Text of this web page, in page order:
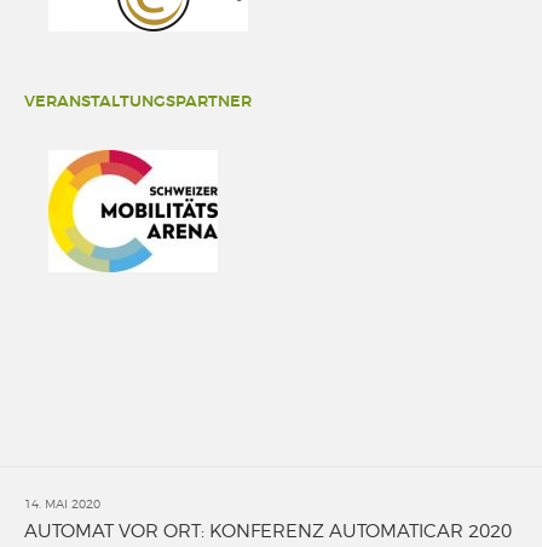
VERANSTALTUNGSPARTNER
14. MAI 2020
AUTOMAT VOR ORT: KONFERENZ AUTOMATICAR 2020